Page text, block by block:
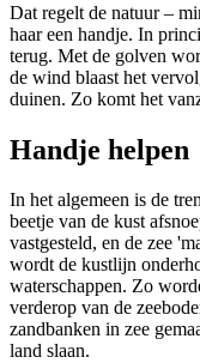
Dat regelt de natuur –
haar een handje. In
terug. Met de golven
de wind blaast het
duinen. Zo komt het
Handje helpen
In het algemeen is de
beetje van de kust
vastgesteld, en de zee
wordt de kustlijn
waterschappen. Zo
verderop van de
zandbanken in zee
land slaan.